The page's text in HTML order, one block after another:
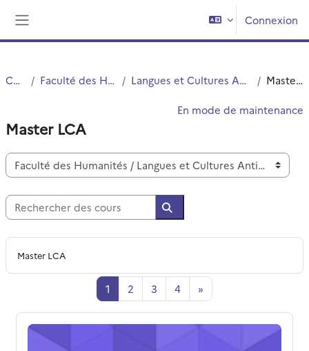
Connexion
Cours Faculté des Humanités Langues et Cultures Antiques (LCA) Master LCA
En mode de maintenance
Master LCA
Catégories de cours
Rechercher des cours
Rechercher des cours
Master LCA
1 Page 1
2 Page 2
3 Page 3
4Page 4
»
Master HLA option littérature- Traductologie 2025